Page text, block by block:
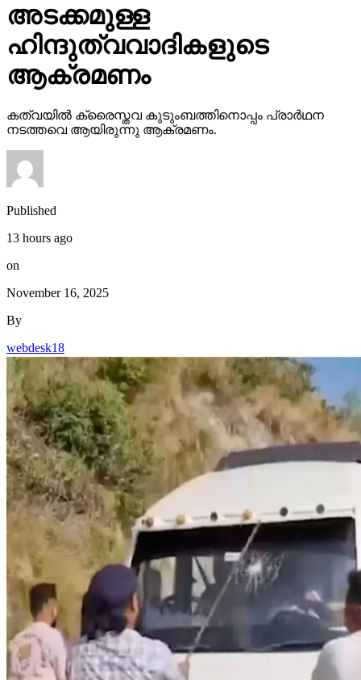
അടക്കമുള്ള
ഹിന്ദുത്വവാദികളുടെ
ആക്രമണം
കത്വയില്‍ ക്രൈസ്തവ കുടുംബത്തിനൊപ്പം പ്രാര്‍ഥന
നടത്തവെ ആയിരുന്നു ആക്രമണം.
Published
13 hours ago
on
November 16, 2025
By
webdesk18